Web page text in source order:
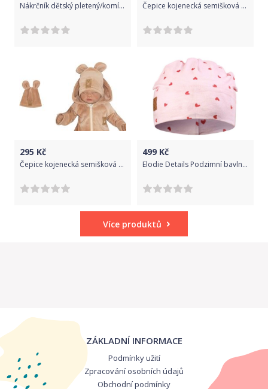
Nákrčník dětský pletený/komínek - TEDDY BEAR bílý - BabyNellys Čepice kojenecká semišková - TEDDY světle růžová - vel.68-74
295 Kč
Čepice kojenecká semišková - OUŠKA béžová - vel.80-86
499 Kč
Elodie Details Podzimní bavlněná čepice Sweethearts 0-6m
Více produktů
ZÁKLADNÍ INFORMACE
Podmínky užití
Zpracování osobních údajů
Obchodní podmínky